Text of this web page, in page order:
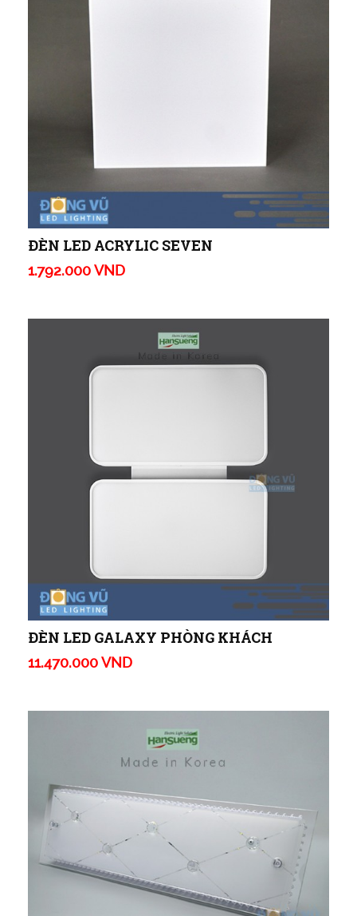
ĐÈN LED ACRYLIC SEVEN
1.792.000 VND
ĐÈN LED GALAXY PHÒNG KHÁCH
11.470.000 VND